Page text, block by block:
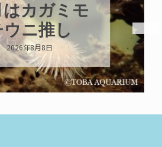
はカガミモ
ニ推し
2026年8月8日